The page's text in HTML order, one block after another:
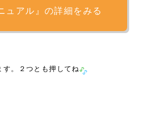
ュアル』の詳細をみる
。２つとも押してね